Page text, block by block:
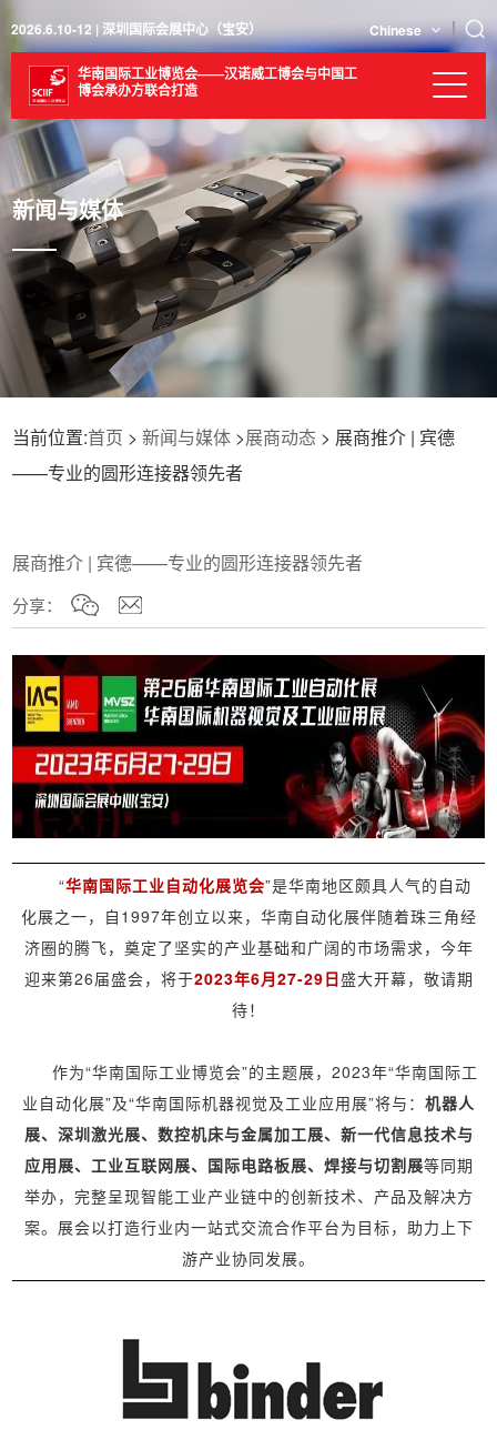
2026.6.10-12 | 深圳国际会展中心（宝安） Chinese
华南国际工业博览会——汉诺威工博会与中国工
博会承办方联合打造
新闻与媒体
当前位置:首页 >新闻与媒体 >展商动态 > 展商推介 | 宾德
——专业的圆形连接器领先者
展商推介 | 宾德——专业的圆形连接器领先者
分享：
“华南国际工业自动化展览会”是华南地区颇具人气的自动
化展之一，自1997年创立以来，华南自动化展伴随着珠三角经
济圈的腾飞，奠定了坚实的产业基础和广阔的市场需求，今年
迎来第26届盛会，将于2023年6月27-29日盛大开幕，敬请期
待！
作为“华南国际工业博览会”的主题展，2023年“华南国际工
业自动化展”及“华南国际机器视觉及工业应用展”将与： 机器人
展、深圳激光展、数控机床与金属加工展、新一代信息技术与
应用展、工业互联网展、国际电路板展、焊接与切割展等同期
举办，完整呈现智能工业产业链中的创新技术、产品及解决方
案。展会以打造行业内一站式交流合作平台为目标，助力上下
游产业协同发展。